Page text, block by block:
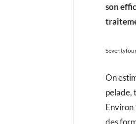
son
On
pelade,
Environ
des